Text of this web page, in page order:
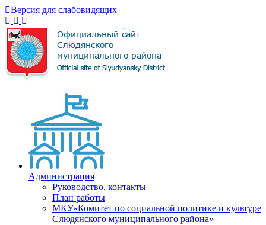
Версия для слабовидящих
Администрация
Руководство, контакты
План работы
МКУ«Комитет по социальной политике и культуре
Слюдянского муниципального района»